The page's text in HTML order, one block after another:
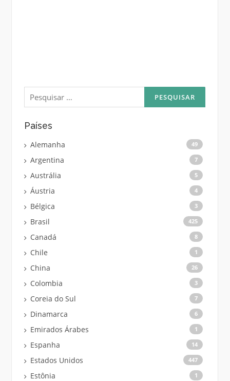
Pesquisar
por:
Países
Alemanha 49
Argentina 7
Austrália 5
Áustria 4
Bélgica 3
Brasil 425
Canadá 8
Chile 1
China 26
Colombia 3
Coreia do Sul 7
Dinamarca 6
Emirados Árabes 1
Espanha 14
Estados Unidos 447
Estônia 1